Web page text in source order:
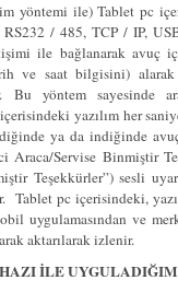
yöntemi ile) Tablet pc
/ 485, TCP / IP,
ile bağlanarak avuç
ve saat bilgisini)
Bu yöntem sayesinde
yazılım her
ya da indiğinde
Araca/Servise Binmiştir
Teşekkürler”) sesli
pc içerisindeki,
uygulamasından ve
aktarılarak izlenir.
İLE